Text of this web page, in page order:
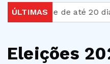
ÚLTIMAS
de até 20 dias é
Eleições